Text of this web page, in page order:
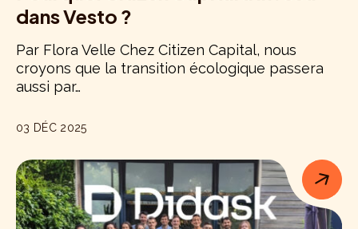
dans Vesto ?
Par Flora Velle Chez Citizen Capital, nous
croyons que la transition écologique passera
aussi par…
03 DÉC 2025